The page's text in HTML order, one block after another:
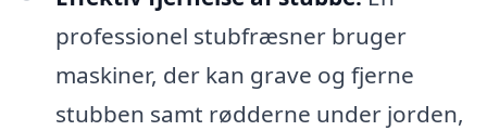
professionel stubfræsner bruger
maskiner, der kan grave og fjerne
stubben samt rødderne under jorden,